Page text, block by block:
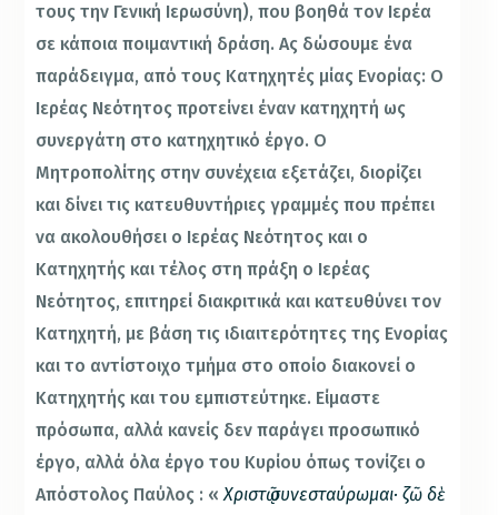
τους την Γενική Ιερωσύνη), που βοηθά τον Ιερέα
σε κάποια ποιμαντική δράση. Ας δώσουμε ένα
παράδειγμα, από τους Κατηχητές μίας Ενορίας: Ο
Ιερέας Νεότητος προτείνει έναν κατηχητή ως
συνεργάτη στο κατηχητικό έργο. Ο
Μητροπολίτης στην συνέχεια εξετάζει, διορίζει
και δίνει τις κατευθυντήριες γραμμές που πρέπει
να ακολουθήσει ο Ιερέας Νεότητος και ο
Κατηχητής και τέλος στη πράξη ο Ιερέας
Νεότητος, επιτηρεί διακριτικά και κατευθύνει τον
Κατηχητή, με βάση τις ιδιαιτερότητες της Ενορίας
και το αντίστοιχο τμήμα στο οποίο διακονεί ο
Κατηχητής και του εμπιστεύτηκε. Είμαστε
πρόσωπα, αλλά κανείς δεν παράγει προσωπικό
έργο, αλλά όλα έργο του Κυρίου όπως τονίζει ο
Απόστολος Παύλος : «Χριστῷ συνεσταύρωμαι· ζῶ δὲ